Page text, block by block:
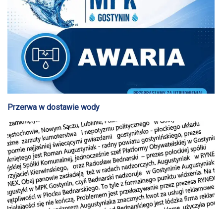
Przerwa w dostawie wody